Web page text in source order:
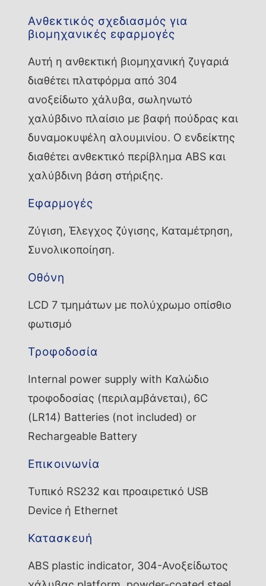
Ανθεκτικός σχεδιασμός για
βιομηχανικές εφαρμογές
Αυτή η ανθεκτική βιομηχανική ζυγαριά
διαθέτει πλατφόρμα από 304
ανοξείδωτο χάλυβα, σωληνωτό
χαλύβδινο πλαίσιο με βαφή πούδρας και
δυναμοκυψέλη αλουμινίου. Ο ενδείκτης
διαθέτει ανθεκτικό περίβλημα ABS και
χαλύβδινη βάση στήριξης.
Εφαρμογές
Ζύγιση, Έλεγχος ζύγισης, Καταμέτρηση,
Συνολικοποίηση.
Οθόνη
LCD 7 τμημάτων με πολύχρωμο οπίσθιο
φωτισμό
Τροφοδοσία
Internal power supply with Καλώδιο
τροφοδοσίας (περιλαμβάνεται), 6C
(LR14) Batteries (not included) or
Rechargeable Battery
Επικοινωνία
Τυπικό RS232 και προαιρετικό USB
Device ή Ethernet
Κατασκευή
ABS plastic indicator, 304-Ανοξείδωτος